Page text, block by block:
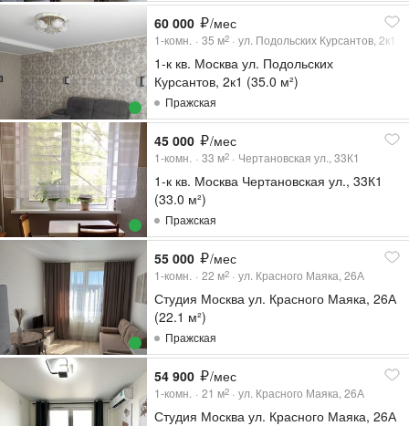
60 000 /мес
1-комн. 35 м2 ул. Подольских Курсантов, 2к1
1-к кв. Москва ул. Подольских
Курсантов, 2к1 (35.0 м²)
Пражская
45 000 /мес
1-комн. 33 м2 Чертановская ул., 33К1
1-к кв. Москва Чертановская ул., 33К1
(33.0 м²)
Пражская
55 000 /мес
1-комн. 22 м2 ул. Красного Маяка, 26А
Студия Москва ул. Красного Маяка, 26А
(22.1 м²)
Пражская
54 900 /мес
1-комн. 21 м2 ул. Красного Маяка, 26А
Студия Москва ул. Красного Маяка, 26А